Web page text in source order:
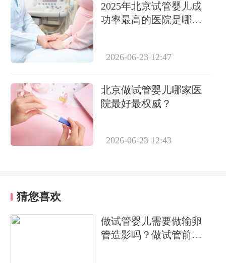
2025年北京试管婴儿成
功率最高的医院是哪
2026-06-23 12:47
北京做试管婴儿哪家医
院最好最权威？
2026-06-23 12:43
猜您喜欢
做试管婴儿需要做输卵
管造影吗？做试管前必